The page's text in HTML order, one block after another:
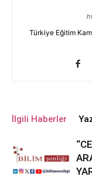
Türkiye Eğitim
İlgili Haberler